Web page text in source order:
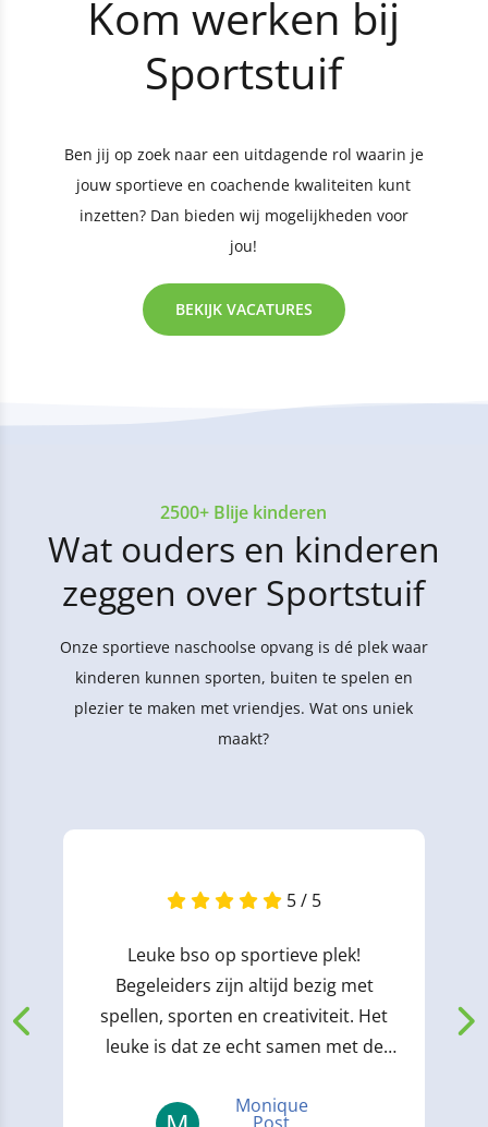
Kom werken bij
Sportstuif
Ben jij op zoek naar een uitdagende rol waarin je
jouw sportieve en coachende kwaliteiten kunt
inzetten? Dan bieden wij mogelijkheden voor
jou!
BEKIJK VACATURES
2500+ Blije kinderen
Wat ouders en kinderen
zeggen over Sportstuif
Onze sportieve naschoolse opvang is dé plek waar
kinderen kunnen sporten, buiten te spelen en
plezier te maken met vriendjes. Wat ons uniek
maakt?
5 / 5
Leuke bso op sportieve plek!
Begeleiders zijn altijd bezig met
spellen, sporten en creativiteit. Het
leuke is dat ze echt samen met de
Monique